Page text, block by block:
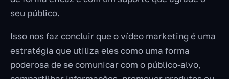
seu público.
Isso nos faz concluir que o vídeo marketing é uma
estratégia que utiliza eles como uma forma
poderosa de se comunicar com o público-alvo,